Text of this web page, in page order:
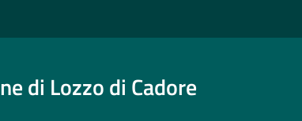
di Lozzo di Cadore